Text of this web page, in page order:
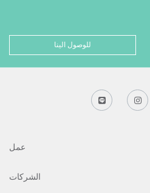
للوصول الينا
عمل
الشركات